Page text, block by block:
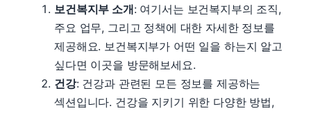
보건복지부 소개: 여기서는 보건복지부의 조직,
주요 업무, 그리고 정책에 대한 자세한 정보를
제공해요. 보건복지부가 어떤 일을 하는지 알고
싶다면 이곳을 방문해보세요.
건강: 건강과 관련된 모든 정보를 제공하는
섹션입니다. 건강을 지키기 위한 다양한 방법,